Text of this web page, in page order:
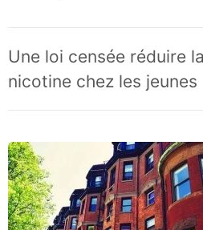
Une loi censée réduire
nicotine chez les jeunes